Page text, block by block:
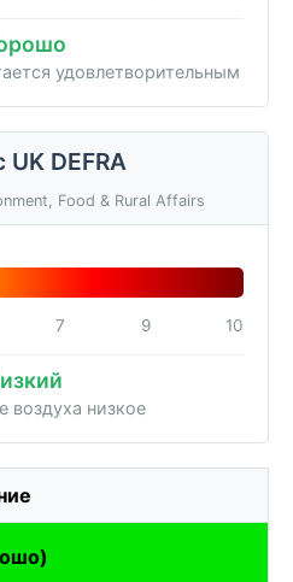
удовлетворительным
DEFRA
Food & Rural Affairs
7 9 10
воздуха низкое